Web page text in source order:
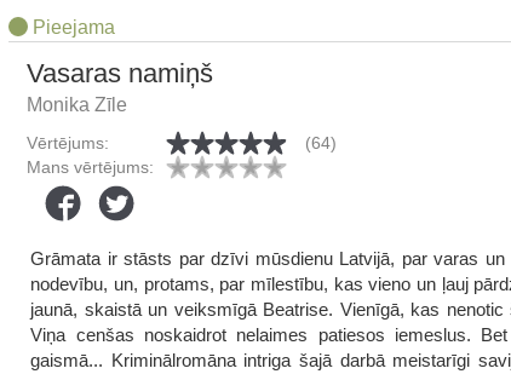
Pieejama
Vasaras namiņš
Monika Zīle
Vērtējums:
(64)
Mans vērtējums:
Grāmata ir stāsts par dzīvi mūsdienu Latvijā, par varas
nodevību, un, protams, par mīlestību, kas vieno un ļauj
jaunā, skaistā un veiksmīgā Beatrise. Vienīgā, kas
Viņa cenšas noskaidrot nelaimes patiesos iemeslus.
gaismā... Kriminālromāna intriga šajā darbā meistarīgi